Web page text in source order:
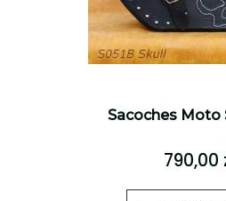
Sacoches Moto
790,00